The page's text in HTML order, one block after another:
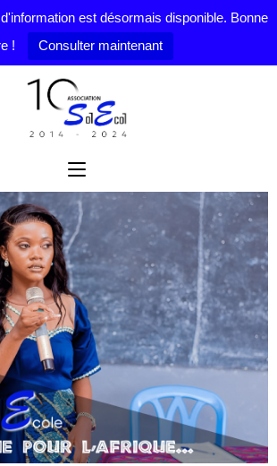
est désormais disponible. Bonne
!
Consulter maintenant